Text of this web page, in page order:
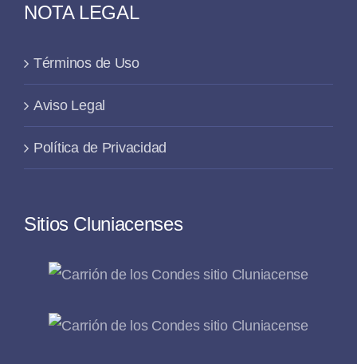
NOTA LEGAL
Términos de Uso
Aviso Legal
Política de Privacidad
Sitios Cluniacenses